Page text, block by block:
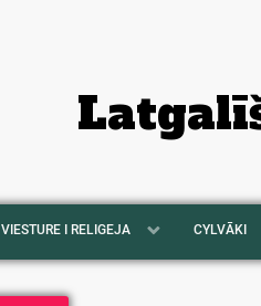
VIESTURE I RELIGEJA CYLVĀKI